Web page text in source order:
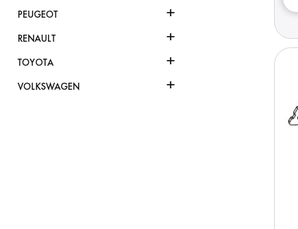
PEUGEOT +
RENAULT +
TOYOTA +
VOLKSWAGEN +